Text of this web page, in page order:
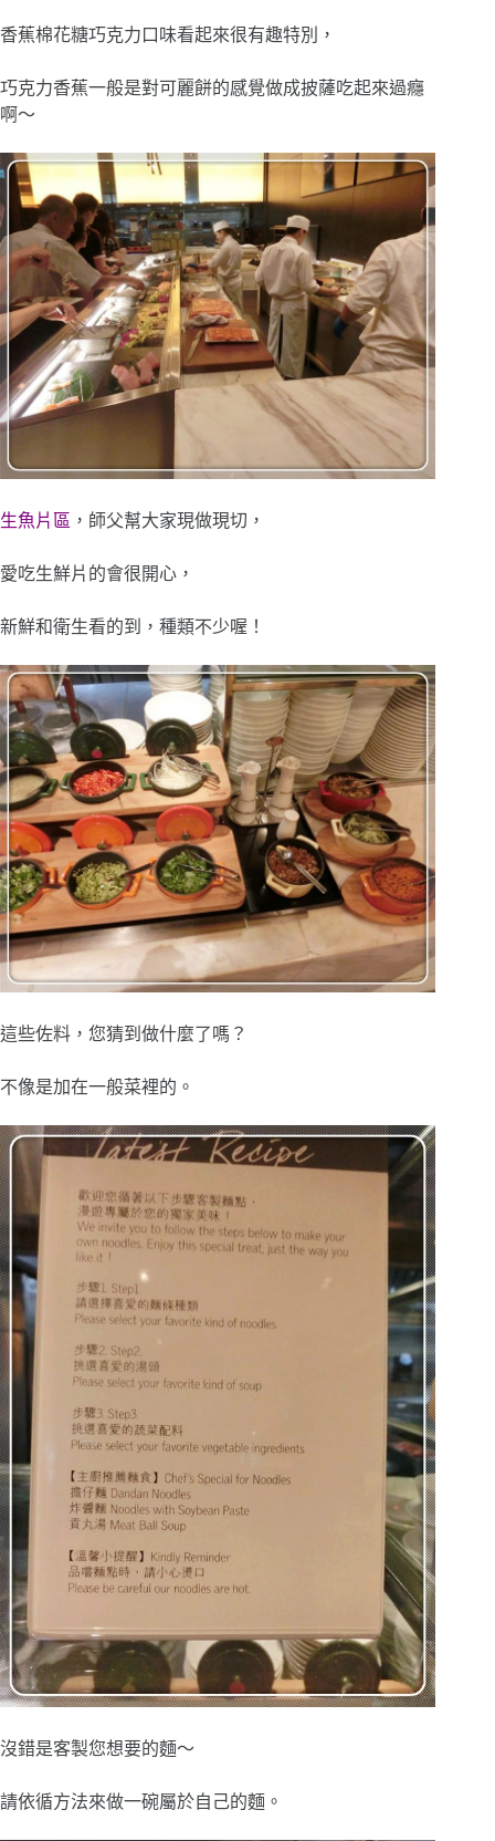
香蕉棉花糖巧克力口味看起來很有趣特別，
巧克力香蕉一般是對可麗餅的感覺做成披薩吃起來過癮
啊～
生魚片區 ，師父幫大家現做現切，
愛吃生鮮片的會很開心，
新鮮和衛生看的到，種類不少喔！
這些佐料，您猜到做什麼了嗎？
不像是加在一般菜裡的。
沒錯是客製您想要的麵～
請依循方法來做一碗屬於自己的麵。